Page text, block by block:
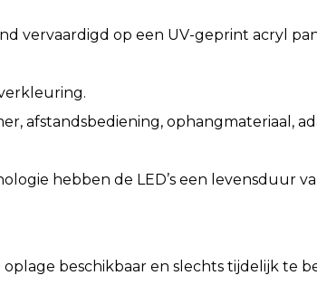
vervaardigd op een UV-geprint acryl
afstandsbediening, ophangmateriaal,
hebben de LED’s een levensduur
beschikbaar en slechts tijdelijk te